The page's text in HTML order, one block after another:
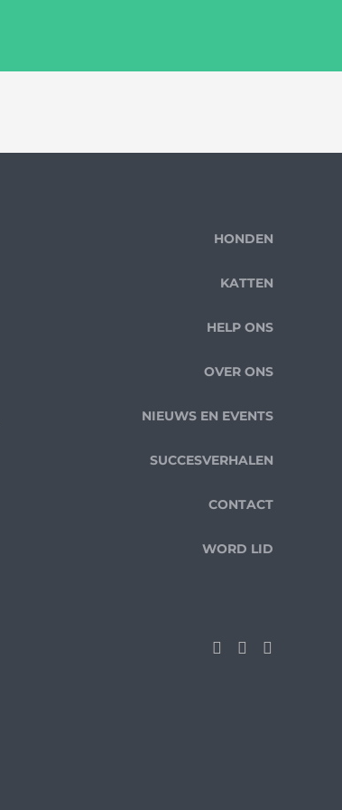
HONDEN
KATTEN
HELP ONS
OVER ONS
NIEUWS EN EVENTS
SUCCESVERHALEN
CONTACT
WORD LID